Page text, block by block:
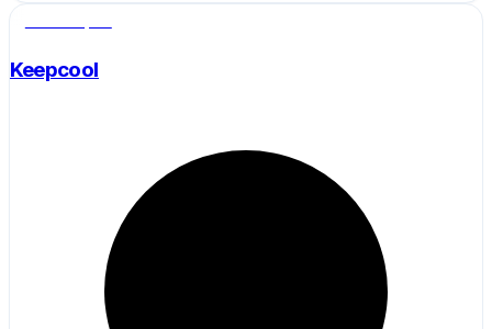
Keepcool